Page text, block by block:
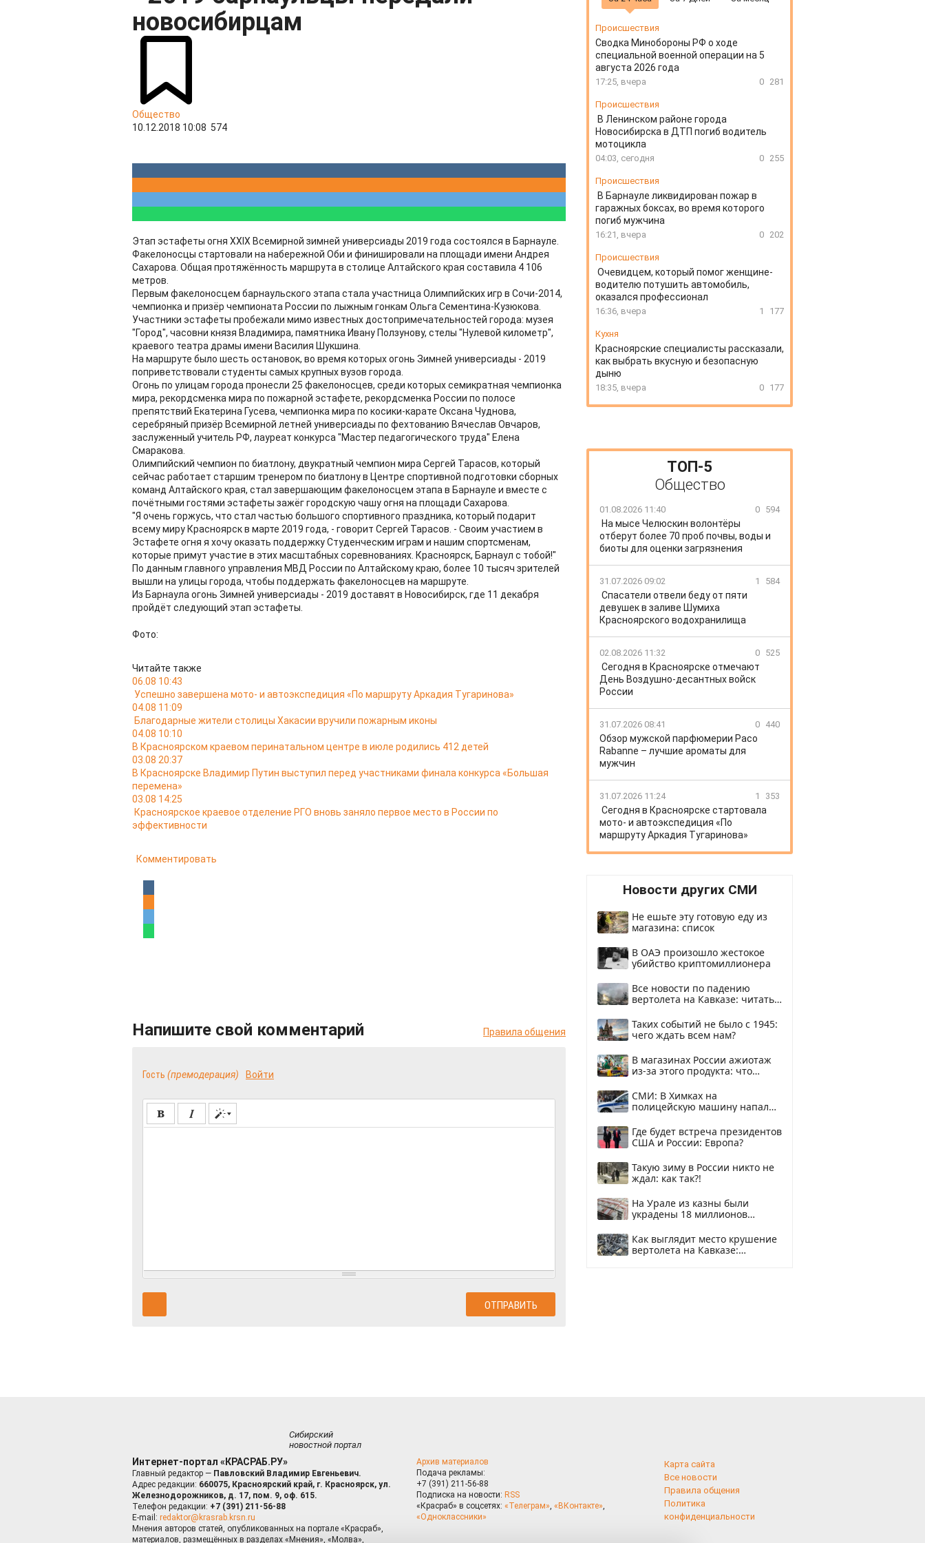
новосибирцам
Общество
10.12.2018 10:08 574
Этап эстафеты огня XXIX Всемирной зимней универсиады 2019 года состоялся в Барнауле.
Факелоносцы стартовали на набережной Оби и финишировали на площади имени Андрея
Сахарова. Общая протяжённость маршрута в столице Алтайского края составила 4 106
метров.
Первым факелоносцем барнаульского этапа стала участница Олимпийских игр в Сочи-2014,
чемпионка и призёр чемпионата России по лыжным гонкам Ольга Сементина-Кузюкова.
Участники эстафеты пробежали мимо известных достопримечательностей города: музея
"Город", часовни князя Владимира, памятника Ивану Ползунову, стелы "Нулевой километр",
краевого театра драмы имени Василия Шукшина.
На маршруте было шесть остановок, во время которых огонь Зимней универсиады - 2019
поприветствовали студенты самых крупных вузов города.
Огонь по улицам города пронесли 25 факелоносцев, среди которых семикратная чемпионка
мира, рекордсменка мира по пожарной эстафете, рекордсменка России по полосе
препятствий Екатерина Гусева, чемпионка мира по косики-карате Оксана Чуднова,
серебряный призёр Всемирной летней универсиады по фехтованию Вячеслав Овчаров,
заслуженный учитель РФ, лауреат конкурса "Мастер педагогического труда" Елена
Смаракова.
Олимпийский чемпион по биатлону, двукратный чемпион мира Сергей Тарасов, который
сейчас работает старшим тренером по биатлону в Центре спортивной подготовки сборных
команд Алтайского края, стал завершающим факелоносцем этапа в Барнауле и вместе с
почётными гостями эстафеты зажёг городскую чашу огня на площади Сахарова.
"Я очень горжусь, что стал частью большого спортивного праздника, который подарит
всему миру Красноярск в марте 2019 года, - говорит Сергей Тарасов. - Своим участием в
Эстафете огня я хочу оказать поддержку Студенческим играм и нашим спортсменам,
которые примут участие в этих масштабных соревнованиях. Красноярск, Барнаул с тобой!"
По данным главного управления МВД России по Алтайскому краю, более 10 тысяч зрителей
вышли на улицы города, чтобы поддержать факелоносцев на маршруте.
Из Барнаула огонь Зимней универсиады - 2019 доставят в Новосибирск, где 11 декабря
пройдёт следующий этап эстафеты.
Фото:
Читайте также
06.08 10:43
Успешно завершена мото- и автоэкспедиция «По маршруту Аркадия Тугаринова»
04.08 11:09
Благодарные жители столицы Хакасии вручили пожарным иконы
04.08 10:10
В Красноярском краевом перинатальном центре в июле родились 412 детей
03.08 20:37
В Красноярске Владимир Путин выступил перед участниками финала конкурса «Большая
перемена»
03.08 14:25
Красноярское краевое отделение РГО вновь заняло первое место в России по
эффективности
Комментировать
Напишите свой комментарий Правила общения
Гость (премодерация) Войти
Происшествия
Сводка Минобороны РФ о ходе
специальной военной операции на 5
августа 2026 года
17:25, вчера 0 281
Происшествия
В Ленинском районе города
Новосибирска в ДТП погиб водитель
мотоцикла
04:03, сегодня 0 255
Происшествия
В Барнауле ликвидирован пожар в
гаражных боксах, во время которого
погиб мужчина
16:21, вчера 0 202
Происшествия
Очевидцем, который помог женщине-
водителю потушить автомобиль,
оказался профессионал
16:36, вчера 1 177
Кухня
Красноярские специалисты рассказали,
как выбрать вкусную и безопасную
дыню
18:35, вчера 0 177
ТОП-5
Общество
01.08.2026 11:40 0 594
На мысе Челюскин волонтёры
отберут более 70 проб почвы, воды и
биоты для оценки загрязнения
31.07.2026 09:02 1 584
Спасатели отвели беду от пяти
девушек в заливе Шумиха
Красноярского водохранилища
02.08.2026 11:32 0 525
Сегодня в Красноярске отмечают
День Воздушно-десантных войск
России
31.07.2026 08:41 0 440
Обзор мужской парфюмерии Paco
Rabanne – лучшие ароматы для
мужчин
31.07.2026 11:24 1 353
Сегодня в Красноярске стартовала
мото- и автоэкспедиция «По
маршруту Аркадия Тугаринова»
Новости других СМИ
Не ешьте эту готовую еду из
магазина: список
В ОАЭ произошло жестокое
убийство криптомиллионера
Все новости по падению
вертолета на Кавказе: читать
Таких событий не было с 1945:
чего ждать всем нам?
В магазинах России ажиотаж
из-за этого продукта: что
СМИ: В Химках на
полицейскую машину напали
Где будет встреча президентов
США и России: Европа?
Такую зиму в России никто не
ждал: как так?!
На Урале из казны были
украдены 18 миллионов
Как выглядит место крушение
вертолета на Кавказе:
Сибирский
новостной портал
Интернет-портал «КРАСРАБ.РУ»
Главный редактор — Павловский Владимир Евгеньевич.
Адрес редакции: 660075, Красноярский край, г. Красноярск, ул.
Железнодорожников, д. 17, пом. 9, оф. 615.
Телефон редакции: +7 (391) 211-56-88
E-mail: redaktor@krasrab.krsn.ru
Мнения авторов статей, опубликованных на портале «Красраб»,
материалов, размещённых в разделах «Мнения», «Молва»,
Архив материалов
Подача рекламы:
+7 (391) 211-56-88
Подписка на новости: RSS
«Красраб» в соцсетях: «Телеграм», «ВКонтакте»,
«Одноклассники»
Карта сайта
Все новости
Правила общения
Политика
конфиденциальности